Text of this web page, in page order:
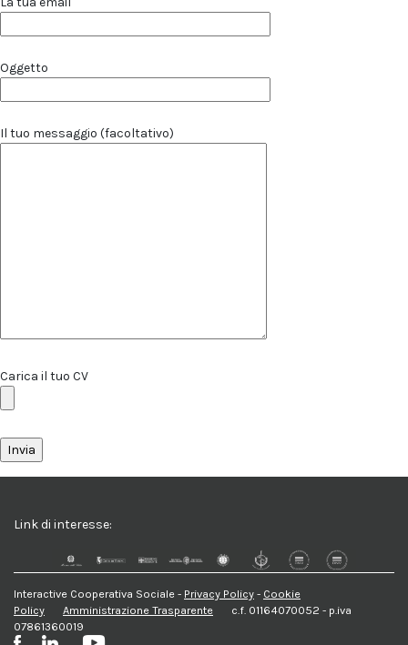
Oggetto
Il tuo messaggio (facoltativo)
Carica il tuo CV
Link di interesse:
Interactive Cooperativa Sociale - Privacy Policy - Cookie
Policy
Amministrazione Trasparente
c.f. 01164070052 - p.iva
07861360019